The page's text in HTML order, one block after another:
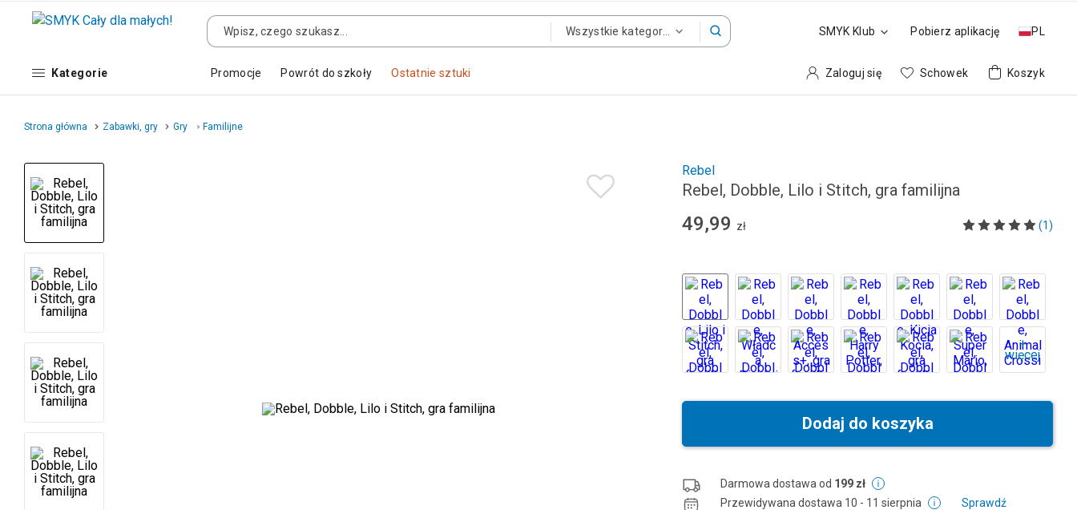
SMYK Klub Pobierz aplikację PL
Kategorie Promocje Powrót do szkoły Ostatnie sztuki Zaloguj się Schowek Koszyk
Strona główna Zabawki, gry Gry Familijne
Rebel
Rebel, Dobble, Lilo i Stitch, gra familijna
49,99 zł (1)
+
więcej
Dodaj do koszyka
Darmowa dostawa od 199 zł
Przewidywana dostawa 10 - 11 sierpnia
Sprawdź